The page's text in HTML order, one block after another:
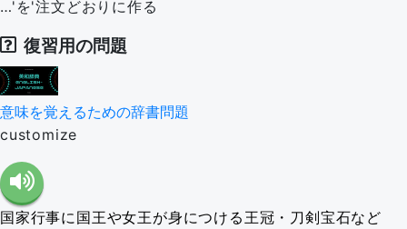
…'を'注文どおりに作る
復習用の問題
意味を覚えるための辞書問題
customize
国家行事に国王や女王が身につける王冠・刀剣宝石など